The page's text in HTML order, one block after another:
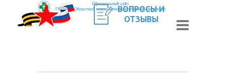
ВОПРОСЫ И
ОТЗЫВЫ